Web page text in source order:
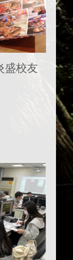
盛校友